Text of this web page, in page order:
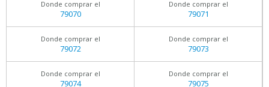
Donde comprar el
79070
Donde comprar el
79071
Donde comprar el
79072
Donde comprar el
79073
Donde comprar el
79074
Donde comprar el
79075